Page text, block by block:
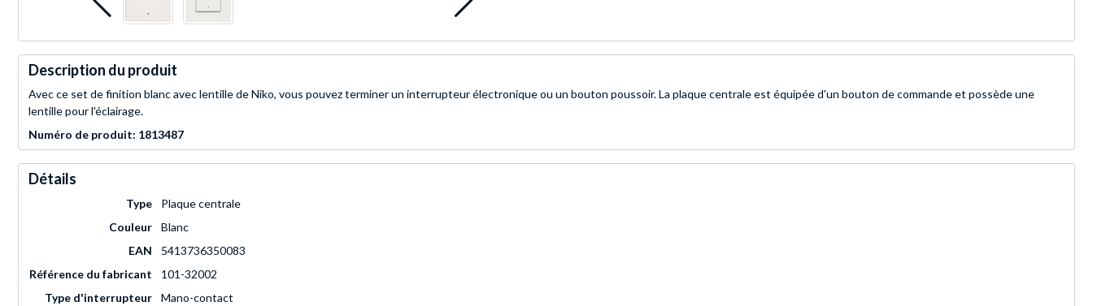
Description du produit
Avec ce set de finition blanc avec lentille de Niko, vous pouvez terminer un interrupteur électronique ou un bouton poussoir. La plaque centrale est équipée d'un bouton de commande et possède une
lentille pour l'éclairage.
Numéro de produit: 1813487
Détails
Type
Plaque centrale
Couleur
Blanc
EAN
5413736350083
Référence du fabricant
101-32002
Type d'interrupteur
Mano-contact